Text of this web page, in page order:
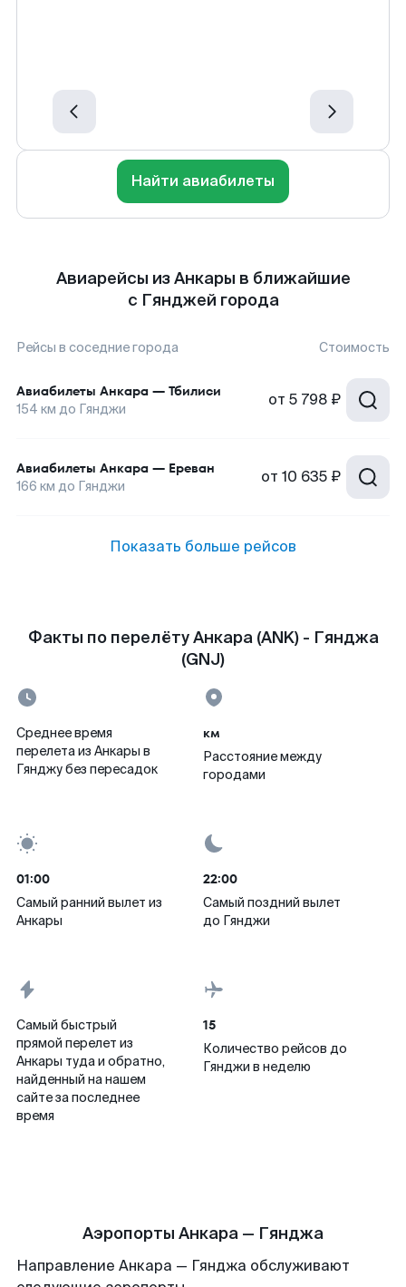
Найти авиабилеты
Авиарейсы из Анкары в ближайшие
с Гянджей города
Рейсы в соседние города Стоимость
Авиабилеты Анкара — Тбилиси
154 км до Гянджи от 5 798 ₽
Авиабилеты Анкара — Ереван
166 км до Гянджи от 10 635 ₽
Показать больше рейсов
Факты по перелёту Анкара (ANK) - Гянджа
(GNJ)
Среднее время
перелета из Анкары в
Гянджу без пересадок
км
Расстояние между
городами
01:00
Самый ранний вылет из
Анкары
22:00
Самый поздний вылет
до Гянджи
Самый быстрый
прямой перелет из
Анкары туда и обратно,
найденный на нашем
сайте за последнее
время
15
Количество рейсов до
Гянджи в неделю
Аэропорты Анкара — Гянджа
Направление Анкара — Гянджа обслуживают